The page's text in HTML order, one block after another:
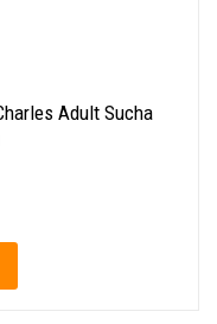
Adult Sucha